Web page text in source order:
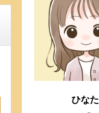
ひなた